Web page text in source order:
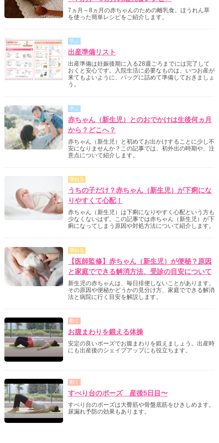
7ヵ月～8ヵ月の赤ちゃんのための離乳食。ほうれん草
を使った簡単レシピをご紹介します。
学ぶ
出産準備リスト
出産準備は妊娠後期に入る28週ごろまでには完了して
おくと安心です。入院生活に必要なものは、いつお産が
来てもよいように、バッグに詰めて準備しておきましょ
う。
学ぶ
赤ちゃん（新生児）とのおでかけは生後何ヵ月
から？どこへ？
赤ちゃん（新生児）と初めてお出かけすることに少し不
安になりませんか？この記事では、初外出の時期や、注
意点について紹介します。
尋ねる
うちの子だけ？赤ちゃん（新生児）が下痢にな
りやすくて心配！
赤ちゃん（新生児）は下痢になりやすく心配という方も
少なくないはず。この記事では赤ちゃん（新生児）が下
痢になってしまう原因や対処方法について紹介します。
尋ねる
【医師監修】赤ちゃん（新生児）が便秘？原因
と家庭でできる解消方法、受診の目安について
新生児の赤ちゃんは、毎日排便しないことがあります。
その原因や便秘かどうかの見分け方、家庭でできる解消
法と病院に行く目安を解説します。
動く
お腹まわりを鍛える体操
安定の良いポーズでお腹まわりを鍛えましょう。出産時
にも出産後のシェイプアップにも役立ちます。
動く
すべり台のポーズ 産後5日目〜
すべり台のポーズは大臀筋や骨盤底筋をひきしめます。
尿漏れ予防の効果もあります。